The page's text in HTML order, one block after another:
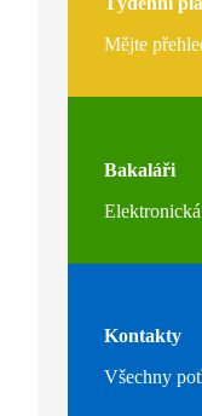
Mějte
Bakaláři
Kontakty
Všechny